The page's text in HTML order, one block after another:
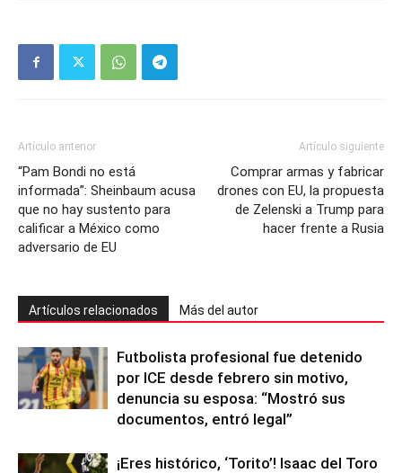
Artículo anterior
“Pam Bondi no está
informada”: Sheinbaum acusa
que no hay sustento para
calificar a México como
adversario de EU
Artículo siguiente
Comprar armas y fabricar
drones con EU, la propuesta
de Zelenski a Trump para
hacer frente a Rusia
Artículos relacionados Más del autor
Futbolista profesional fue detenido
por ICE desde febrero sin motivo,
denuncia su esposa: “Mostró sus
documentos, entró legal”
¡Eres histórico, ‘Torito’! Isaac del Toro